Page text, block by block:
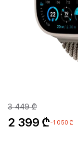
3 449 ₾
2 399 ₾-1 050 ₾